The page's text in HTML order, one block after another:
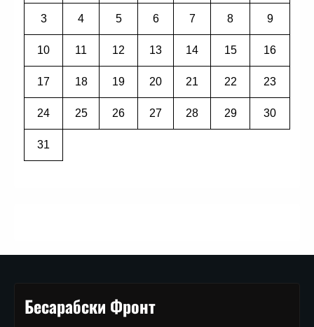
3 4 5 6 7 8 9
10 11 12 13 14 15 16
17 18 19 20 21 22 23
24 25 26 27 28 29 30
31
Бесарабски Фронт